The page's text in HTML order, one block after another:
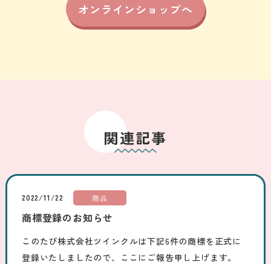
オンラインショップへ
関連記事
2022/11/22 商品
商標登録のお知らせ
このたび株式会社ツインクルは下記6件の商標を正式に
登録いたしましたので、ここにご報告申し上げます。